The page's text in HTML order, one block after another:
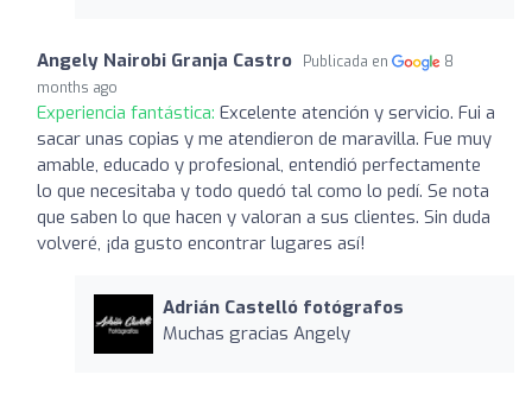
Angely Nairobi Granja Castro Publicada en
8
months ago
Experiencia fantástica: Excelente atención y servicio. Fui a
sacar unas copias y me atendieron de maravilla. Fue muy
amable, educado y profesional, entendió perfectamente
lo que necesitaba y todo quedó tal como lo pedí. Se nota
que saben lo que hacen y valoran a sus clientes. Sin duda
volveré, ¡da gusto encontrar lugares así!
Adrián Castelló fotógrafos
Muchas gracias Angely